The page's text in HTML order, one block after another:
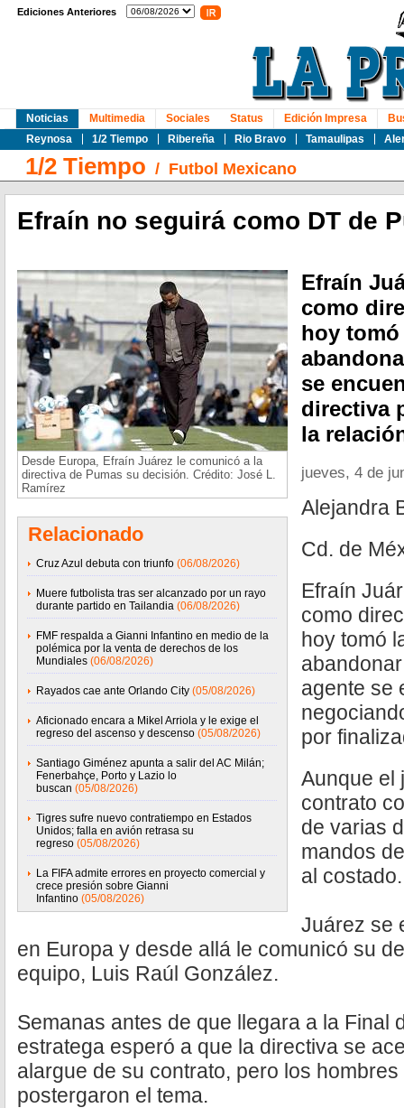
Ediciones Anteriores
Noticias
Reynosa
1/2 Tiempo Ribereña Rio Bravo Tamaulipas
Multimedia Sociales Status Edición Impresa
1/2 Tiempo / Futbol Mexicano
Efraín no seguirá como DT de
Desde Europa, Efraín Juárez le comunicó a la
directiva de Pumas su decisión. Crédito: José L.
Ramírez
Relacionado
Cruz Azul debuta con triunfo (06/08/2026)
Muere futbolista tras ser alcanzado por un rayo
durante partido en Tailandia (06/08/2026)
FMF respalda a Gianni Infantino en medio de la
polémica por la venta de derechos de los
Mundiales (06/08/2026)
Rayados cae ante Orlando City (05/08/2026)
Aficionado encara a Mikel Arriola y le exige el
regreso del ascenso y descenso (05/08/2026)
Santiago Giménez apunta a salir del AC Milán;
Fenerbahçe, Porto y Lazio lo
buscan (05/08/2026)
Tigres sufre nuevo contratiempo en Estados
Unidos; falla en avión retrasa su
regreso (05/08/2026)
La FIFA admite errores en proyecto comercial y
crece presión sobre Gianni
Infantino (05/08/2026)
Efraín
como
hoy
se
directiva
la
jueves, 4 de
Alejandra
Cd. de
Efraín
como
hoy tomó
agente se
por
Aunque el
contrato
de varias
mandos
al costado.
Juárez se
en Europa y desde allá le comunicó su
equipo, Luis Raúl González.
Semanas antes de que llegara a la Final
estratega esperó a que la directiva se
alargue de su contrato, pero los
postergaron el tema.